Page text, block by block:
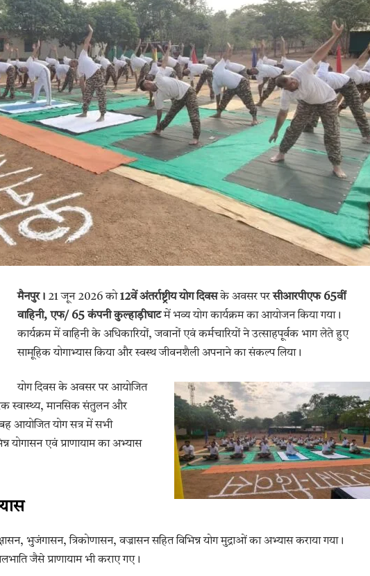
मैनपुर।21 जून 2026 को12वें अंतर्राष्ट्रीय योग दिवसके अवसर परसीआरपीएफ 65वीं
वाहिनी, एफ/ 65 कंपनी कुल्हाड़ीघाटमें भव्य योग कार्यक्रम का आयोजन किया गया।
कार्यक्रम में वाहिनी के अधिकारियों, जवानों एवं कर्मचारियों ने उत्साहपूर्वक भाग लेते हुए
सामूहिक योगाभ्यास किया और स्वस्थ जीवनशैली अपनाने का संकल्प लिया।
योग दिवस के अवसर पर आयोजित
स्वास्थ्य, मानसिक संतुलन और
आयोजित योग सत्र में सभी
योगासन एवं प्राणायाम का अभ्यास
भुजंगासन, त्रिकोणासन, वज्रासन सहित विभिन्न योग मुद्राओं का अभ्यास कराया गया।
जैसे प्राणायाम भी कराए गए।